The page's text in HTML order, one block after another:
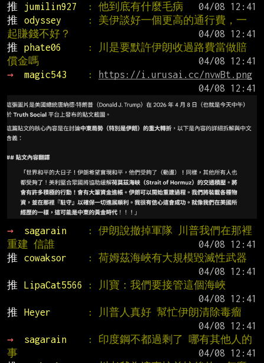
推
jumilin927 : 他到底有什麼毛病
推
odyssey
: 美伊談好一個更高的通行費，一
起賺錢不好？
推
phate06
: 川是要默許伊朗收過路費當做賠
償金嗎
→
magic543 :
https://i.urusai.cc/nvwBt.png
→ sagarain
: 伊朗說撤掉軍隊 川普我們在那裡
重建 信誰
推
cowaksor
: 荷姆茲海峽有大規模毀滅性武器
推
LipaCat5566
: 川寶：我們要接管這個海峽
推
Heyer
: 川普人真好 幫忙伊朗清除毒瘤
→
sagarain
: 印度鋼不都過剩了 哪有其他人的
事